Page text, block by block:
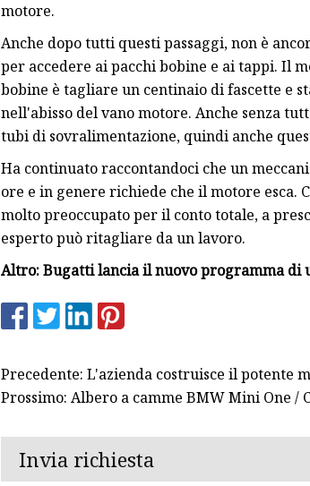
motore.
Anche dopo tutti questi passaggi, non è
per accedere ai pacchi bobine e ai tappi. Il
bobine è tagliare un centinaio di fascette e
nell'abisso del vano motore. Anche senza
tubi di sovralimentazione, quindi anche
Ha continuato raccontandoci che un
ore e in genere richiede che il motore esca.
molto preoccupato per il conto totale, a
esperto può ritagliare da un lavoro.
Altro: Bugatti lancia il nuovo programma di
Precedente: L'azienda costruisce il potente
Prossimo: Albero a camme BMW Mini One /
Invia richiesta